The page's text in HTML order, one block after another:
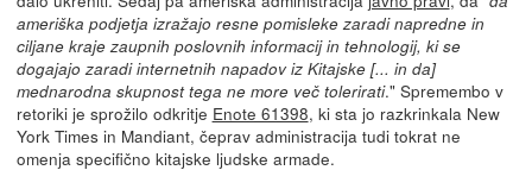
ameriška podjetja izražajo resne pomisleke zaradi napredne in
ciljane kraje zaupnih poslovnih informacij in tehnologij, ki se
dogajajo zaradi internetnih napadov iz Kitajske [... in da]
mednarodna skupnost tega ne more več tolerirati." Spremembo v
retoriki je sprožilo odkritje Enote 61398, ki sta jo razkrinkala New
York Times in Mandiant, čeprav administracija tudi tokrat ne
omenja specifično kitajske ljudske armade.